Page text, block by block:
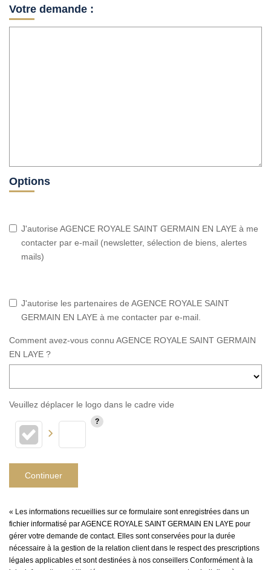
Votre demande :
Options
J'autorise AGENCE ROYALE SAINT GERMAIN EN LAYE à me
contacter par e-mail (newsletter, sélection de biens, alertes
mails)
J'autorise les partenaires de AGENCE ROYALE SAINT
GERMAIN EN LAYE à me contacter par e-mail.
Comment avez-vous connu AGENCE ROYALE SAINT GERMAIN
EN LAYE ?
Veuillez déplacer le logo dans le cadre vide
Continuer
« Les informations recueillies sur ce formulaire sont enregistrées dans un
fichier informatisé par AGENCE ROYALE SAINT GERMAIN EN LAYE pour
gérer votre demande de contact. Elles sont conservées pour la durée
nécessaire à la gestion de la relation client dans le respect des prescriptions
légales applicables et sont destinées à nos conseillers Conformément à la